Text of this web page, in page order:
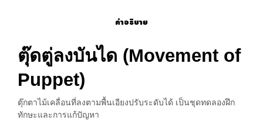
คำอธิบาย
ตุ๊ดตู่ลงบันได (Movement of
Puppet)
ตุ๊กตาไม้เคลื่อนที่ลงตามพื้นเอียงปรับระดับได้ เป็นชุดทดลองฝึก
ทักษะและการแก้ปัญหา